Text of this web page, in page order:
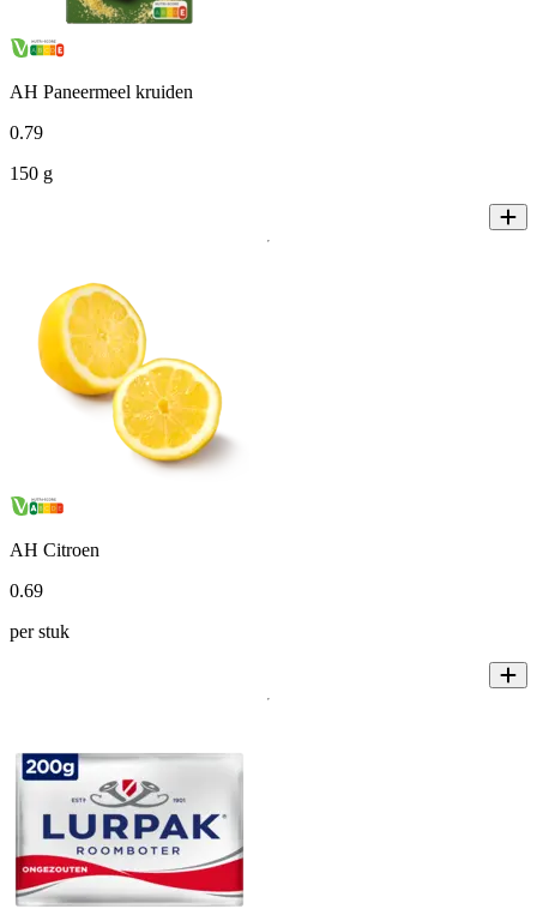
AH Paneermeel kruiden
0.79
150 g
AH Citroen
0.69
per stuk